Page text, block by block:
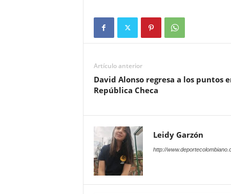
Artículo anterior
David Alonso regresa a los puntos
República Checa
Leidy Garzón
http://